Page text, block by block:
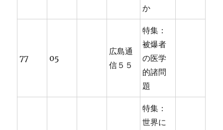
か
77 05
広島通
信５５
特集：
被爆者
の医学
的諸問
題
特集：
世界に